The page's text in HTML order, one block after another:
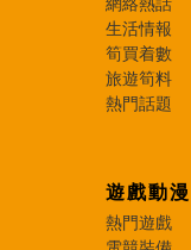
網絡熱話
生活情報
筍買着數
旅遊筍料
熱門話題
遊戲動漫
熱門遊戲